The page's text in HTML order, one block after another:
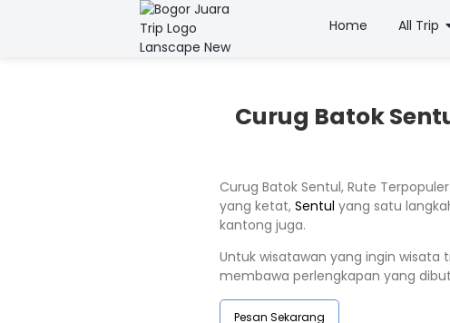
Home All Trip
Curug Batok
Curug Batok Sentul, Rute
yang ketat, Sentul yang satu
kantong juga.
Untuk wisatawan yang ingin wisata
membawa perlengkapan yang
Pesan Sekarang